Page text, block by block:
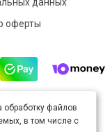
оферты
полицензии Creative
4.0
обработку файлов
в том числе с